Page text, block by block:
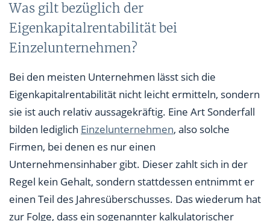
Was gilt bezüglich der
Eigenkapitalrentabilität bei
Einzelunternehmen?
Bei den meisten Unternehmen lässt sich die
Eigenkapitalrentabilität nicht leicht ermitteln, sondern
sie ist auch relativ aussagekräftig. Eine Art Sonderfall
bilden lediglich Einzelunternehmen, also solche
Firmen, bei denen es nur einen
Unternehmensinhaber gibt. Dieser zahlt sich in der
Regel kein Gehalt, sondern stattdessen entnimmt er
einen Teil des Jahresüberschusses. Das wiederum hat
zur Folge, dass ein sogenannter kalkulatorischer